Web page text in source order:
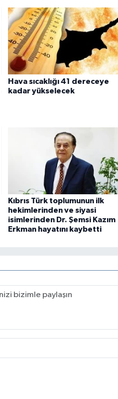
Hava sıcaklığı 41 dereceye
kadar yükselecek
Kıbrıs Türk toplumunun ilk
hekimlerinden ve siyasi
isimlerinden Dr. Şemsi Kazım
Erkman hayatını kaybetti